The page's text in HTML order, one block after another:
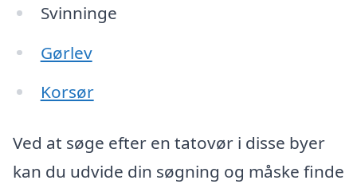
Svinninge
Gørlev
Korsør
Ved at søge efter en tatovør i disse byer
kan du udvide din søgning og måske finde